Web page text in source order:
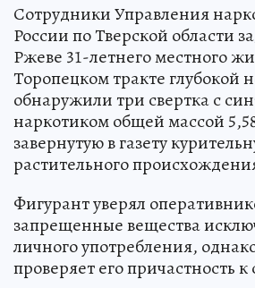
Сотрудники Управления
России по Тверской области
Ржеве 31-летнего местного
Торопецком тракте глубокой
обнаружили три свертка с
наркотиком общей массой
завернутую в газету
растительного
Фигурант уверял
запрещенные вещества
личного употребления,
проверяет его причастность к